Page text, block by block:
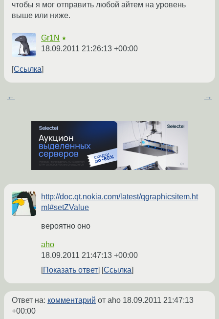
чтобы я мог отправить любой айтем на уровень
выше или ниже.
Gr1N ★
18.09.2011 21:26:13 +00:00
Ссылка
← →
http://doc.qt.nokia.com/latest/qgraphicsitem.ht
ml#setZValue
вероятно оно
aho
18.09.2011 21:47:13 +00:00
Показать ответ
Ссылка
Ответ на: комментарий от aho 18.09.2011 21:47:13
+00:00